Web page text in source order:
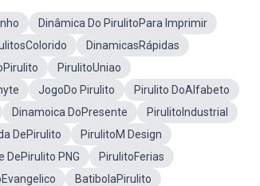
Dinâmica Do PirulitoPara Imprimir
DinamicasRápidas
PirulitoUniao
JogoDo Pirulito
Pirulito DoAlfabeto
Dinamoica DoPresente
PirulitoIndustrial
DePirulito
PirulitoM Design
DePirulito PNG
PirulitoFerias
BatibolaPirulito